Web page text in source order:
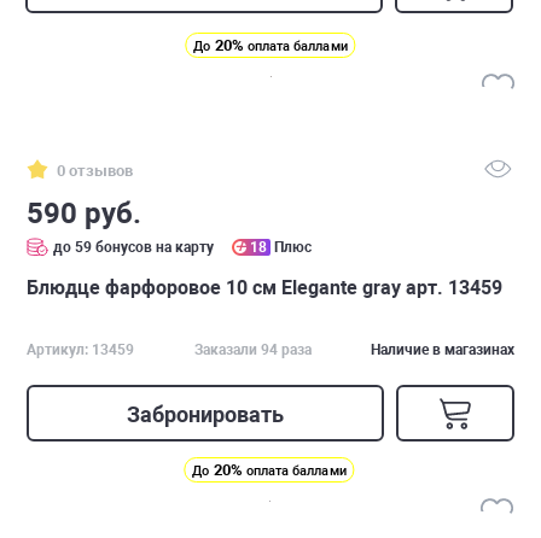
До 20% оплата баллами
0 отзывов
590 руб.
до 59 бонусов на карту 18 Плюс
Блюдце фарфоровое 10 см Elegante gray арт. 13459
Артикул: 13459 Заказали 94 раза Наличие в магазинах
Забронировать
До 20% оплата баллами